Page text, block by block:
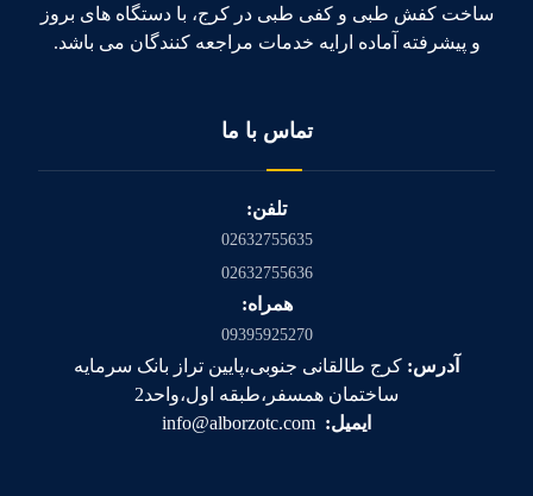
ساخت کفش طبی و کفی طبی در کرج، با دستگاه های بروز
و پیشرفته آماده ارایه خدمات مراجعه کنندگان می باشد.
تماس با ما
تلفن:
02632755635
02632755636
همراه:
09395925270
آدرس: کرج طالقانی جنوبی،پایین تراز بانک سرمایه
ساختمان همسفر،طبقه اول،واحد2
ایمیل: